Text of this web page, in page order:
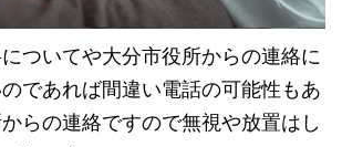
ついてや大分市役所からの連絡に
であれば間違い電話の可能性もあ
らの連絡ですので無視や放置はし